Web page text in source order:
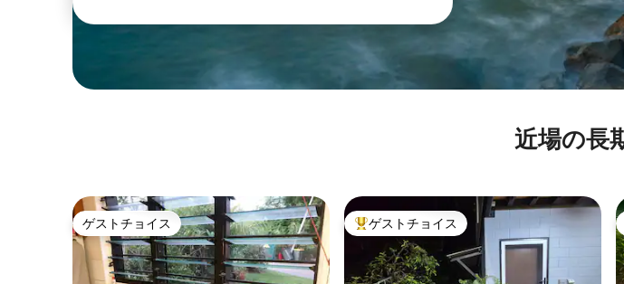
近場の長
ゲストチョイス
ゲストチョイス 大好評のゲストチョイスです。
ゲストチョイス